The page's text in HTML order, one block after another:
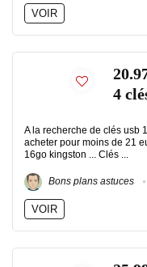
VOIR
4
A la recherche de clés usb
acheter pour moins de 21
16go kingston ... Clés ...
Bons plans astuces
VOIR